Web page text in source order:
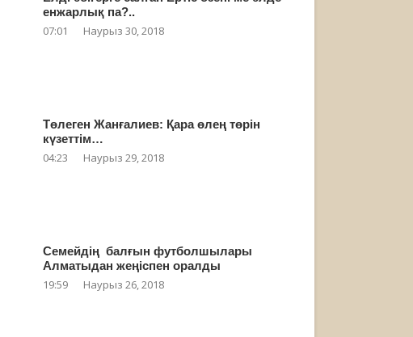
енжарлық па?..
07:01 Наурыз 30, 2018
Төлеген Жанғалиев: Қара өлең төрін
күзеттім…
04:23 Наурыз 29, 2018
Семейдің балғын футболшылары
Алматыдан жеңіспен оралды
19:59 Наурыз 26, 2018